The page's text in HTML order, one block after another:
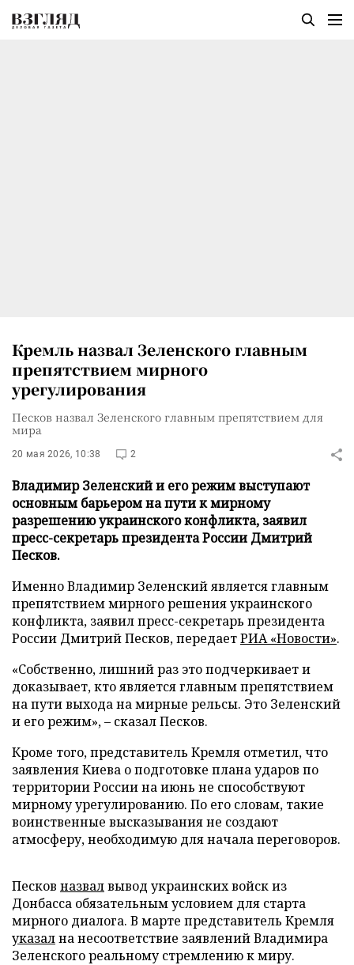
Кремль назвал Зеленского главным
препятствием мирного
урегулирования
Песков назвал Зеленского главным препятствием для
мира
20 мая 2026, 10:38 2
Владимир Зеленский и его режим выступают
основным барьером на пути к мирному
разрешению украинского конфликта, заявил
пресс-секретарь президента России Дмитрий
Песков.
Именно Владимир Зеленский является главным
препятствием мирного решения украинского
конфликта, заявил пресс-секретарь президента
России Дмитрий Песков, передаетРИА «Новости».
«Собственно, лишний раз это подчеркивает и
доказывает, кто является главным препятствием
на пути выхода на мирные рельсы. Это Зеленский
и его режим», – сказал Песков.
Кроме того, представитель Кремля отметил, что
заявления Киева о подготовке плана ударов по
территории России на июнь не способствуют
мирному урегулированию. По его словам, такие
воинственные высказывания не создают
атмосферу, необходимую для начала переговоров.
Песков назвалвывод украинских войск из
Донбасса обязательным условием для старта
мирного диалога. В марте представитель Кремля
указална несоответствие заявлений Владимира
Зеленского реальному стремлению к миру.